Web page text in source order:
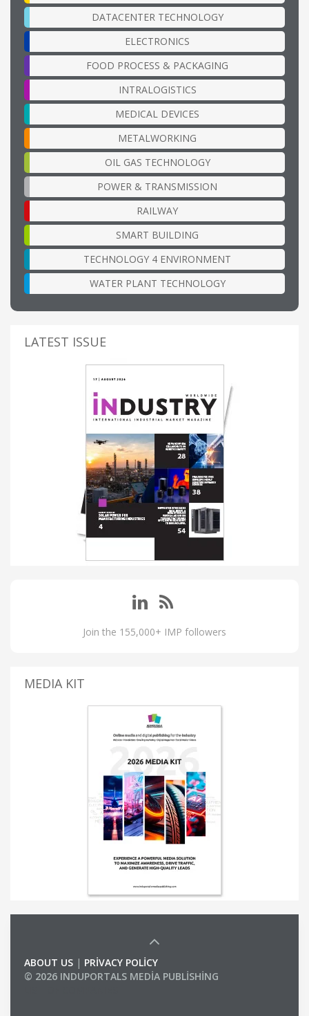
DATACENTER TECHNOLOGY
ELECTRONICS
FOOD PROCESS & PACKAGING
INTRALOGISTICS
MEDICAL DEVICES
METALWORKING
OIL GAS TECHNOLOGY
POWER & TRANSMISSION
RAILWAY
SMART BUILDING
TECHNOLOGY 4 ENVIRONMENT
WATER PLANT TECHNOLOGY
LATEST ISSUE
Join the 155,000+ IMP followers
MEDIA KIT
ABOUT US | PRIVACY POLICY
© 2026 INDUPORTALS MEDIA PUBLISHING